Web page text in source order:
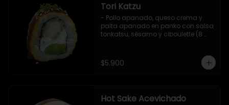
Tori Katzu
- Pollo apanado, queso crema y
palta apanado en panko con salsa
tonkatsu, sésamo y ciboulette (8
$5.900
Hot Sake Acevichado